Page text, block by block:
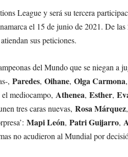
League y será su tercera
el 15 de junio de 2021. De las
sus peticiones.
del Mundo que se niegan a
, Paredes, Oihane, Olga Carmona,
el mediocampo, Athenea, Esther,
tres caras nuevas, Rosa Márquez,
Mapi León, Patri Guijarro,
no acudieron al Mundial por